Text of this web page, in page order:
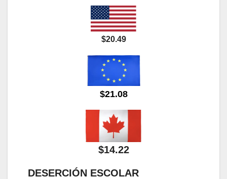
$20.49
$21.08
$14.22
DESERCIÓN ESCOLAR